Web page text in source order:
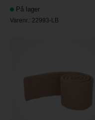
På lager
Varenr.: 22993-LB